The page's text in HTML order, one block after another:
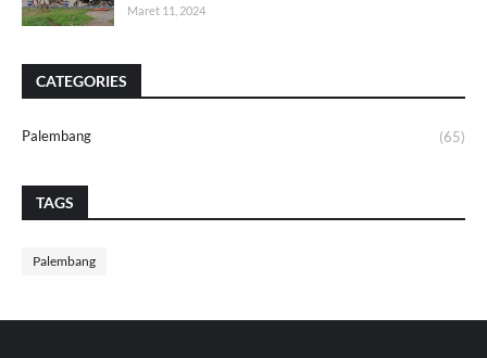
Maret 11, 2024
CATEGORIES
Palembang (65)
TAGS
Palembang